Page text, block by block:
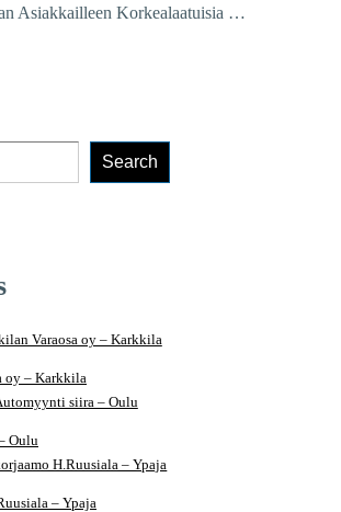
Asiakkailleen Korkealaatuisia …
Search
oy – Karkkila
Oulu
– Ypaja